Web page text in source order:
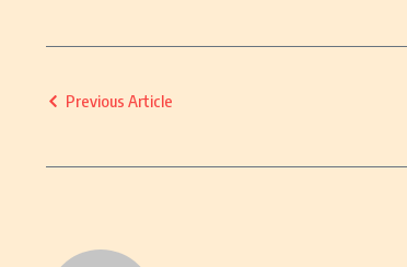
Previous Article